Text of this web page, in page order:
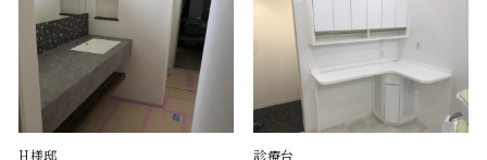
H様邸 診療台